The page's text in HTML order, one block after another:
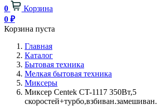
0
Корзина
0 ₽
Корзина пуста
Главная
Каталог
Бытовая техника
Мелкая бытовая техника
Миксеры
Миксер Centek CT-1117 350Вт,5
скоростей+турбо,взбиван.замешиван.